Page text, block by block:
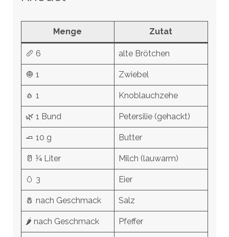
Menge Zutat
🥖 6 alte Brötchen
🧅 1 Zwiebel
🧄 1 Knoblauchzehe
🌿 1 Bund Petersilie (gehackt)
🧈 10 g Butter
🥛 ¼ Liter Milch (lauwarm)
🥚 3 Eier
🧂 nach Geschmack Salz
🌶️ nach Geschmack Pfeffer